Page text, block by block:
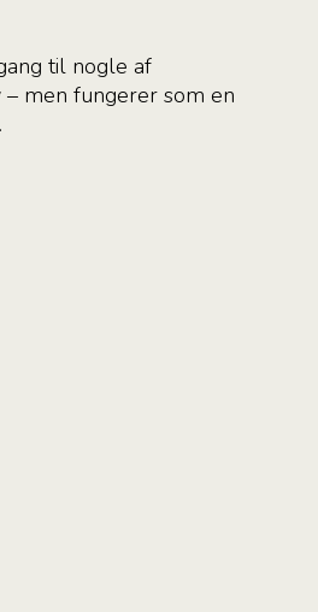
til nogle af
men fungerer som en